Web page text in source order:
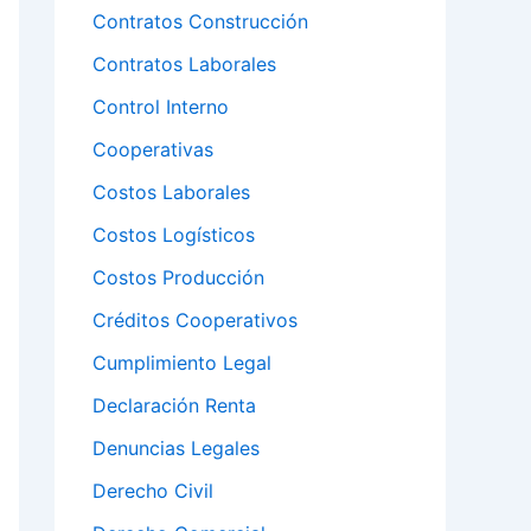
Contratos Construcción
Contratos Laborales
Control Interno
Cooperativas
Costos Laborales
Costos Logísticos
Costos Producción
Créditos Cooperativos
Cumplimiento Legal
Declaración Renta
Denuncias Legales
Derecho Civil